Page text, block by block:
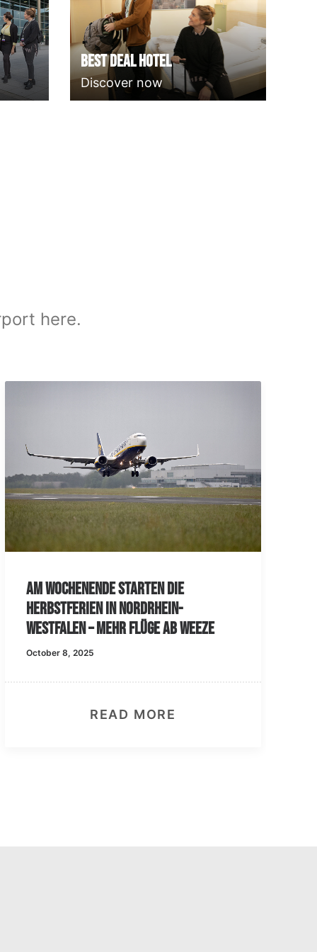
Best deal Hotel
Discover now
here.
Am Wochenende starten die
Herbstferien in Nordrhein-
Westfalen – mehr Flüge ab Weeze
October 8, 2025
READ MORE